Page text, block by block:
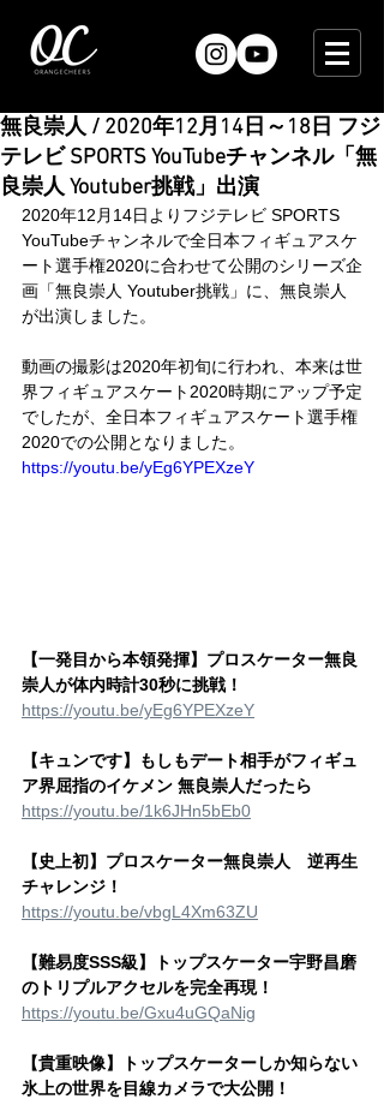
無良崇人 / 2020年12月14日～18日 フジ
テレビ SPORTS YouTubeチャンネル「無
良崇人 Youtuber挑戦」出演
2020年12月14日よりフジテレビ SPORTS
YouTubeチャンネルで全日本フィギュアスケ
ート選手権2020に合わせて公開のシリーズ企
画「無良崇人 Youtuber挑戦」に、無良崇人
が出演しました。
動画の撮影は2020年初旬に行われ、本来は世
界フィギュアスケート2020時期にアップ予定
でしたが、全日本フィギュアスケート選手権
2020での公開となりました。
https://youtu.be/yEg6YPEXzeY
【一発目から本領発揮】プロスケーター無良
崇人が体内時計30秒に挑戦！
https://youtu.be/yEg6YPEXzeY
【キュンです】もしもデート相手がフィギュ
ア界屈指のイケメン 無良崇人だったら
https://youtu.be/1k6JHn5bEb0
【史上初】プロスケーター無良崇人　逆再生
チャレンジ！
https://youtu.be/vbgL4Xm63ZU
【難易度SSS級】トップスケーター宇野昌磨
のトリプルアクセルを完全再現！
https://youtu.be/Gxu4uGQaNig
【貴重映像】トップスケーターしか知らない
氷上の世界を目線カメラで大公開！